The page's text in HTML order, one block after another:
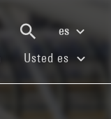
es
(current)
Usted es